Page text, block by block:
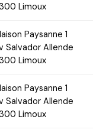
Limoux
Paysanne 1
Salvador Allende
Limoux
Paysanne 1
Salvador Allende
Limoux